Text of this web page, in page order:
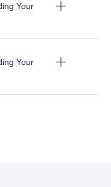
Your
Your